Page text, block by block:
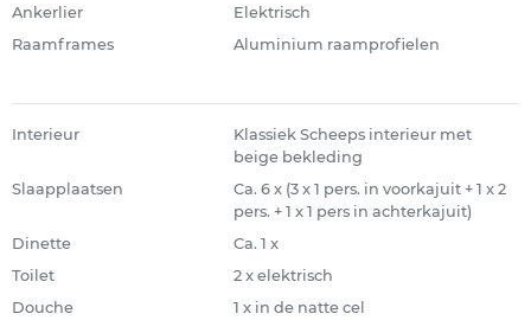
Ankerlier
Elektrisch
Raamframes
Aluminium raamprofielen
Interieur
Klassiek Scheeps interieur met
beige bekleding
Slaapplaatsen
Ca. 6 x (3 x 1 pers. in voorkajuit + 1 x 2
pers. + 1 x 1 pers in achterkajuit)
Dinette
Ca. 1 x
Toilet
2 x elektrisch
Douche
1 x in de natte cel